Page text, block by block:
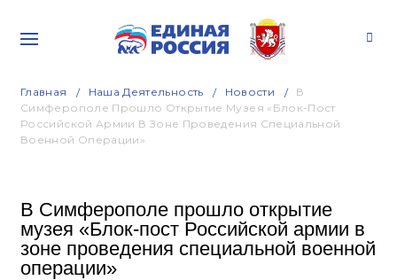
Главная Наша Деятельность Новости
В
Симферополе Прошло Открытие Музея «Блок-Пост
Российской Армии В Зоне Проведения Специальной
Военной Операции»
В Симферополе прошло открытие
музея «Блок-пост Российской армии в
зоне проведения специальной военной
операции»